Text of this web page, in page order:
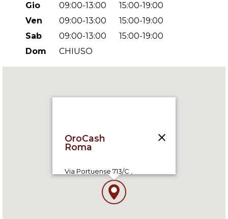
Gio
09:00-13:00
15:00-19:00
Ven
09:00-13:00
15:00-19:00
Sab
09:00-13:00
15:00-19:00
Dom
CHIUSO
OroCash
Via Portuense 713/C ,
00148 Roma (RM), IT
09:00-13:00,15:00-19:00